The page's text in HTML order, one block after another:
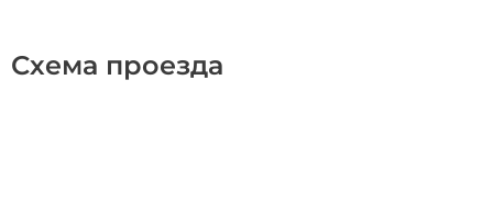
Схема проезда